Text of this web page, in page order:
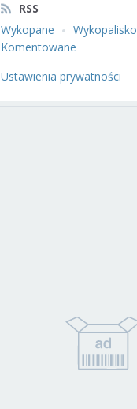
RSS
Wykopane
Wykopalisko
Komentowane
Ustawienia prywatności